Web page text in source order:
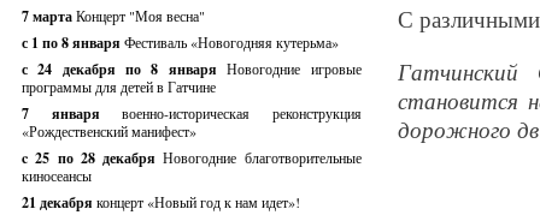
7 мартаКонцерт "Моя весна"
с 1 по 8 января Фестиваль «Новогодняя кутерьма»
с 24 декабря по 8 январяНовогодние игровые
программы для детей в Гатчине
7 январявоенно-историческая реконструкция
«Рождественский манифест»
c 25 по 28 декабряНовогодние благотворительные
киносеансы
21 декабря концерт «Новый год к нам идет»!
С
становится
дорожного